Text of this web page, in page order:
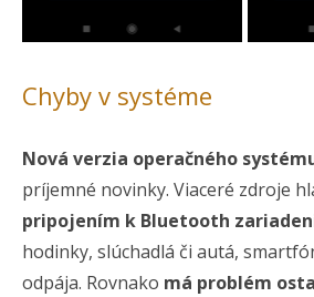
Chyby v systéme
Nová verzia operačného
príjemné novinky. Viaceré zdroje
pripojením k Bluetooth
hodinky, slúchadlá či autá,
odpája. Rovnako má problém